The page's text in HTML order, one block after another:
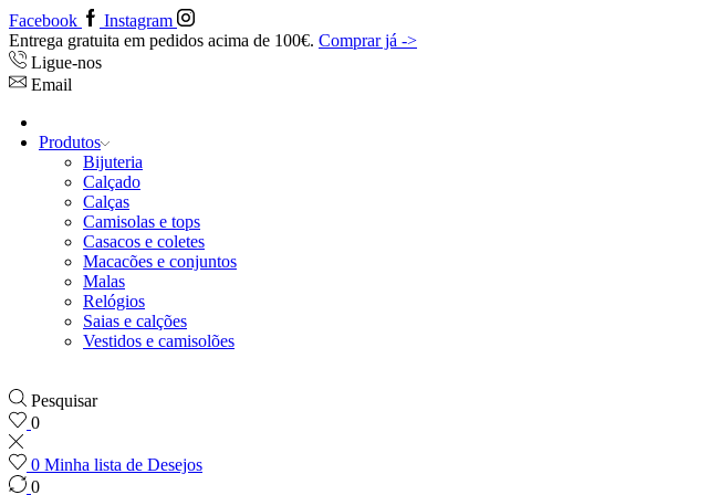
Facebook
Instagram
Entrega gratuita em pedidos acima de 100€. Comprar já ->
Ligue-nos
Email
Produtos
Bijuteria
Calçado
Calças
Camisolas e tops
Casacos e coletes
Macacões e conjuntos
Malas
Relógios
Saias e calções
Vestidos e camisolões
Pesquisar
0
0 Minha lista de Desejos
0